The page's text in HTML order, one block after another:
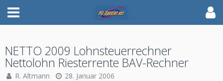
NETTO 2009 Lohnsteuerrechner
Nettolohn Riesterrente BAV-Rechner
R. Altmann 28. Januar 2006